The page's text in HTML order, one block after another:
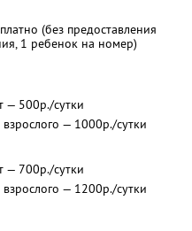
(без предоставления
1 ребенок на номер)
— 500р./сутки
— 1000р./сутки
— 700р./сутки
— 1200р./сутки